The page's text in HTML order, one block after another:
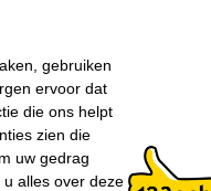
folie:
Nee
info:
Veiligheidsinformatie
Aantal stuks:
1 stuk(s)
verpakking: Enkel
gebruiken
ervoor dat
die ons helpt
zien die
uw gedrag
u alles over deze